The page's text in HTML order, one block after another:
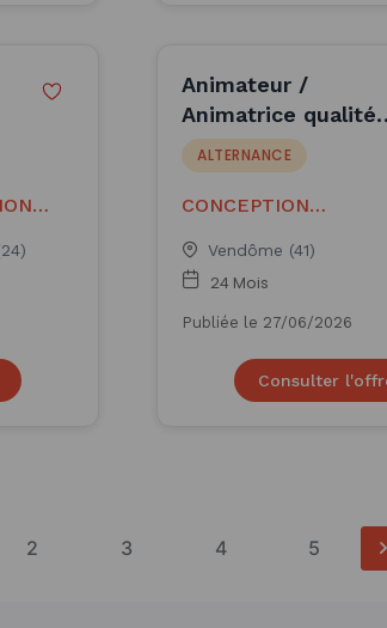
Animateur /
Animatrice qualité
industrie (H/F)
ALTERNANCE
CONCEPTION
ELECT
Vendôme (41)
24 Mois
Publiée le 27/06/2026
Consulter
2 3 4 5